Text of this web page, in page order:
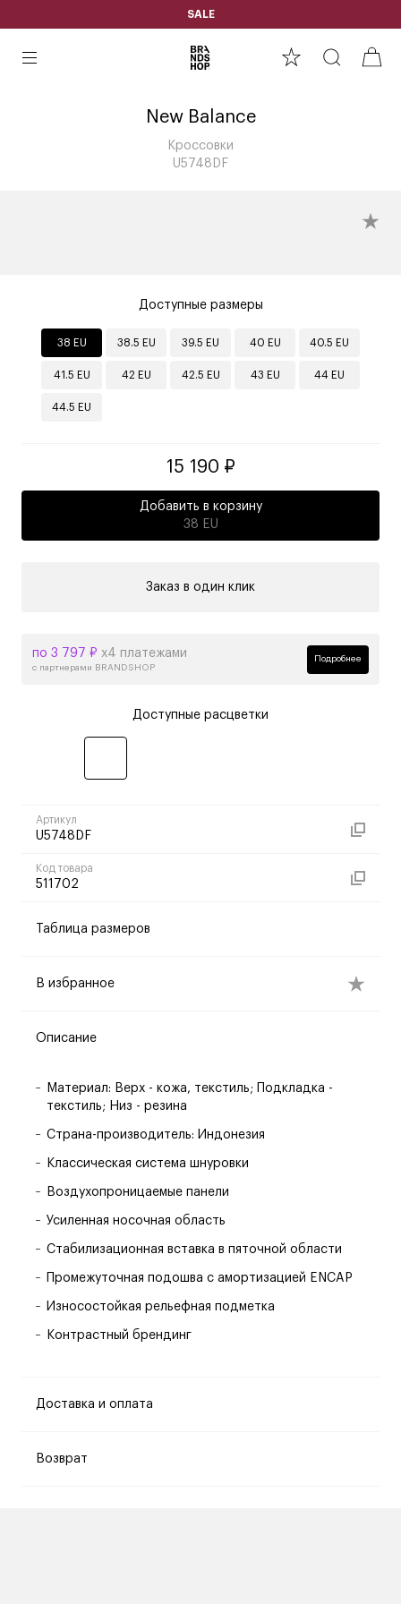
SALE
New Balance
Кроссовки
U5748DF
Доступные размеры
38 EU 38.5 EU 39.5 EU 40 EU 40.5 EU
41.5 EU 42 EU 42.5 EU 43 EU 44 EU
44.5 EU
15 190 ₽
Добавить в корзину
38 EU
Заказ в один клик
по 3 797 ₽ х4 платежами
с партнерами BRANDSHOP
Подробнее
Доступные расцветки
Артикул
U5748DF
Код товара
511702
Таблица размеров
В избранное
Описание
Материал: Верх - кожа, текстиль; Подкладка -
текстиль; Низ - резина
Страна-производитель: Индонезия
Классическая система шнуровки
Воздухопроницаемые панели
Усиленная носочная область
Стабилизационная вставка в пяточной области
Промежуточная подошва с амортизацией ENCAP
Износостойкая рельефная подметка
Контрастный брендинг
Доставка и оплата
Возврат